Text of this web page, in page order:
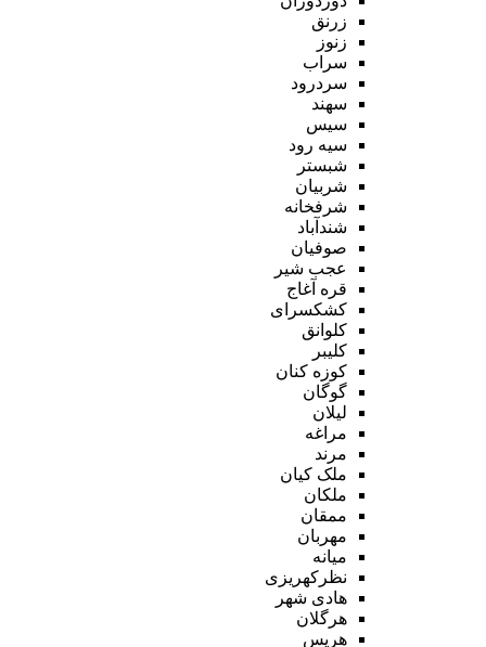
زرنق
زنوز
سراب
سردرود
سهند
سیس
سیه رود
شبستر
شربیان
شرفخانه
شندآباد
صوفیان
عجب شیر
قره آغاج
کشکسرای
کلوانق
کلیبر
کوزه کنان
گوگان
لیلان
مراغه
مرند
ملک کیان
ملکان
ممقان
مهربان
میانه
نظرکهریزی
هادی شهر
هرگلان
هریس